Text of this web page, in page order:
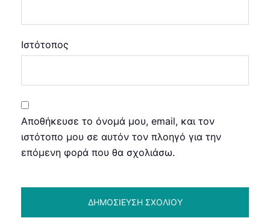
Ιστότοπος
Αποθήκευσε το όνομά μου, email, και τον
ιστότοπο μου σε αυτόν τον πλοηγό για την
επόμενη φορά που θα σχολιάσω.